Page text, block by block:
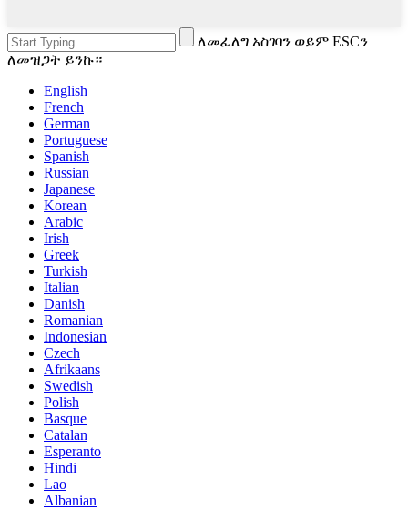
ለመፈለግ አስገባን ወይም ESCን
ለመዝጋት ይንኩ።
English
French
German
Portuguese
Spanish
Russian
Japanese
Korean
Arabic
Irish
Greek
Turkish
Italian
Danish
Romanian
Indonesian
Czech
Afrikaans
Swedish
Polish
Basque
Catalan
Esperanto
Hindi
Lao
Albanian